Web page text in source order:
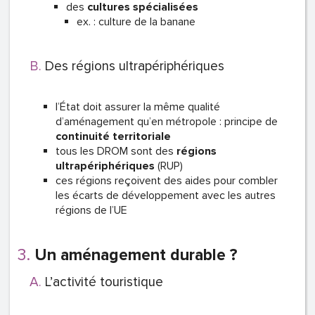
des cultures spécialisées
ex. : culture de la banane
Des régions ultrapériphériques
l’État doit assurer la même qualité
d’aménagement qu’en métropole : principe de
continuité territoriale
tous les DROM sont des régions
ultrapériphériques (RUP)
ces régions reçoivent des aides pour combler
les écarts de développement avec les autres
régions de l’UE
Un aménagement durable ?
L’activité touristique